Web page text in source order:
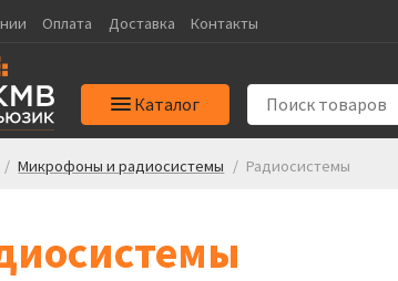
Оплата Доставка Контакты
Каталог
/ Микрофоны и радиосистемы / Радиосистемы